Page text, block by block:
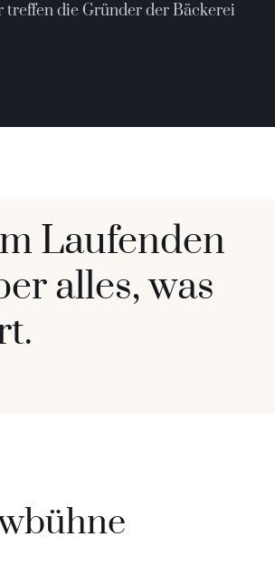
Frühling oder
Laufenden
alles, was